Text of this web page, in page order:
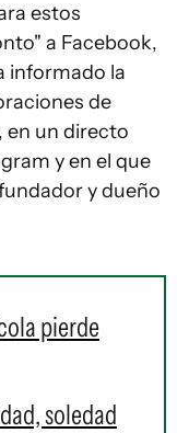
estos
a Facebook,
informado la
de
en un directo
y en el que
y dueño
pierde
soledad